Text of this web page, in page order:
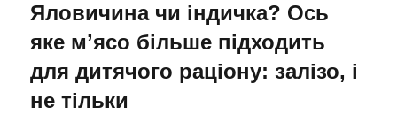
Яловичина чи індичка? Ось
яке мʼясо більше підходить
для дитячого раціону: залізо, і
не тільки